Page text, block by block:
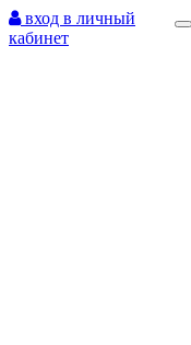
вход в личный
кабинет